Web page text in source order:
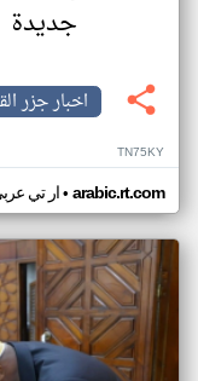
جديدة
اخبار جزر
TN75KY
ار تي• arabic.rt.com